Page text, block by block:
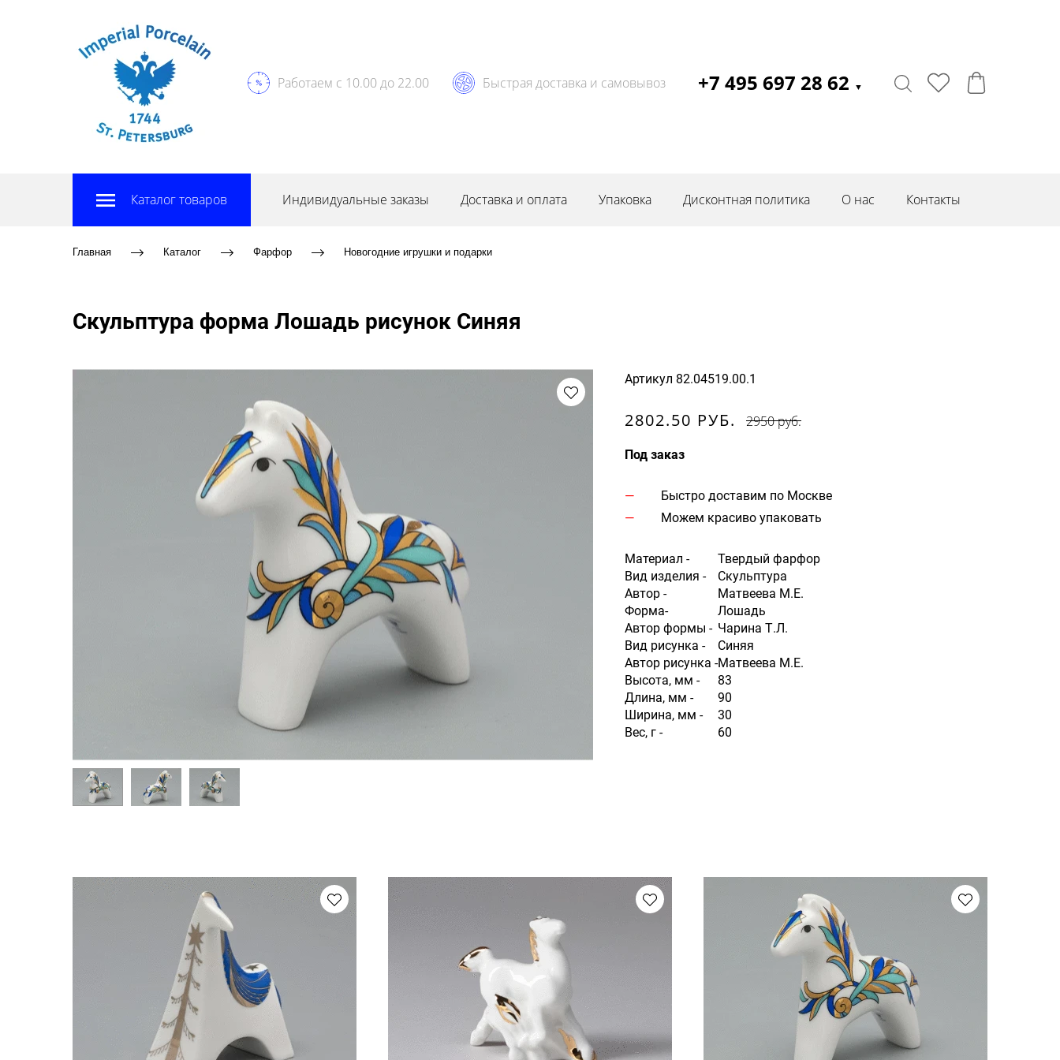
Работаем с 10.00 до 22.00 Быстрая доставка и самовывоз +7 495 697 28 62 ▼
Каталог товаров Индивидуальные заказы Доставка и оплата Упаковка Дисконтная политика О нас Контакты
Главная Каталог Фарфор Новогодние игрушки и подарки
Скульптура форма Лошадь рисунок Синяя
Артикул 82.04519.00.1
2802.50 РУБ. 2950 руб.
Под заказ
Быстро доставим по Москве
Можем красиво упаковать
Материал -
Твердый фарфор
Вид изделия -
Скульптура
Автор -
Матвеева М.Е.
Форма-
Лошадь
Автор формы - Чарина Т.Л.
Вид рисунка -
Синяя
Автор рисунка -Матвеева М.Е.
Высота, мм -
83
Длина, мм -
90
Ширина, мм -
30
Вес, г -
60